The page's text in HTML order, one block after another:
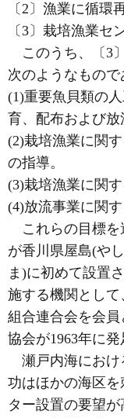
〔2〕漁業に循環
〔3〕栽培漁業セ
このうち、〔3
次のようなもので
(1)重要魚貝類の
育、配布および放
(2)栽培漁業に関
の指導。
(3)栽培漁業に関す
(4)放流事業に関
これらの目標を
が香川県屋島(や
ま)に初めて設置
施する機関として
組合連合会を会
協会が1963年に発
瀬戸内海におけ
功はほかの海区
ター設置の要望